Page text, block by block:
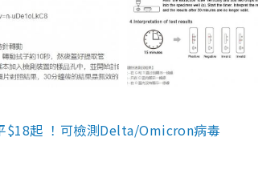
$18起 ！可檢測Delta/Omicron病毒